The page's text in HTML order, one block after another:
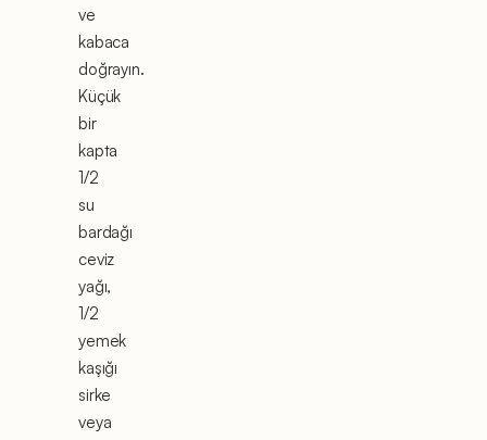
ve
kabaca
doğrayın.
Küçük
bir
kapta
1/2
su
bardağı
ceviz
yağı,
1/2
yemek
kaşığı
sirke
veya